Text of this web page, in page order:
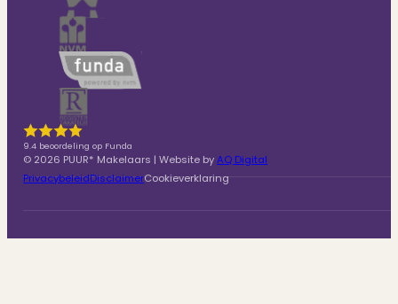
9.4 beoordeling op Funda
© 2026 PUUR* Makelaars | Website byAQ Digital
PrivacybeleidDisclaimerCookieverklaring